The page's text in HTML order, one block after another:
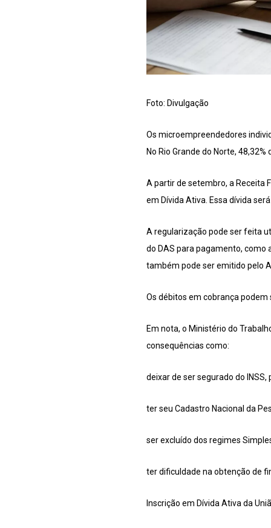
Foto: Divulgação
Os microempreendedores
No Rio Grande do Norte,
A partir de setembro, a Receita
em Dívida Ativa. Essa dívida
A regularização pode ser feita
do DAS para pagamento, como
também pode ser emitido pelo
Os débitos em cobrança podem
Em nota, o Ministério do
consequências como:
deixar de ser segurado do
ter seu Cadastro Nacional da
ser excluído dos regimes
ter dificuldade na obtenção de
Inscrição em Dívida Ativa da